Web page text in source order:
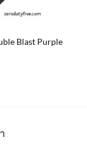
Blast Purple